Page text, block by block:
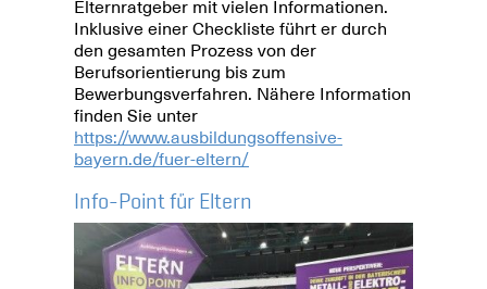
Elternratgeber mit vielen Informationen.
Inklusive einer Checkliste führt er durch
den gesamten Prozess von der
Berufsorientierung bis zum
Bewerbungsverfahren. Nähere Information
finden Sie unter
https://www.ausbildungsoffensive-
bayern.de/fuer-eltern/
Info-Point für Eltern